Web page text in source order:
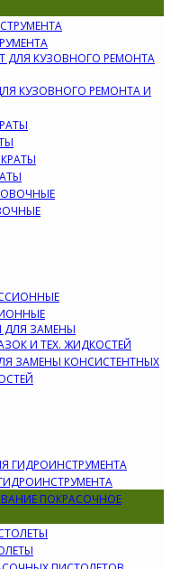
КУЗОВНОГО РЕМОНТА И
ЗАМЕНЫ КОНСИСТЕНТНЫХ
ПОКРАСОЧНОЕ